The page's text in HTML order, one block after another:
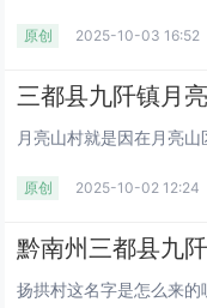
原创 2025-10-03 16:52
原创 2025-10-02 12:24